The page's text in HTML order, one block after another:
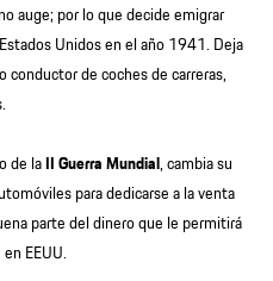
auge; por lo que decide emigrar
Unidos en el año 1941. Deja
de coches de carreras,
de laII Guerra Mundial, cambia su
para dedicarse a la venta
parte del dinero que le permitirá
EEUU.